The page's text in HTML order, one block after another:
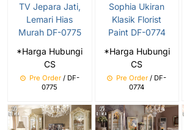
TV Jepara Jati,
Lemari Hias
Murah DF-0775
*Harga Hubungi
CS
Pre Order/ DF-
0775
Sophia Ukiran
Klasik Florist
Paint DF-0774
*Harga Hubungi
CS
Pre Order / DF-
0774